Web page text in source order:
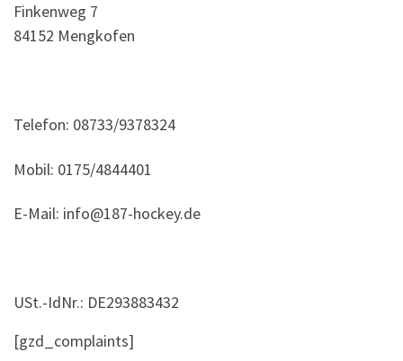
Finkenweg 7
84152 Mengkofen
Telefon: 08733/9378324
Mobil: 0175/4844401
E-Mail: info@187-hockey.de
USt.-IdNr.: DE293883432
[gzd_complaints]